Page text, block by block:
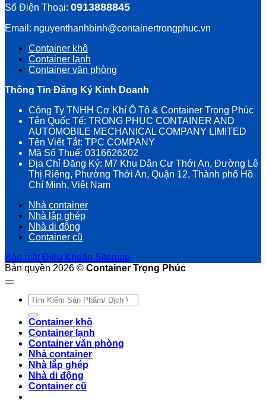
Số Điện Thoại: 0913888845
Email: nguyenthanhbinh@containertrongphuc.vn
Container khô
Container lạnh
Container văn phòng
Thông Tin Đăng Ký Kinh Doanh
Công Ty TNHH Cơ Khí Ô Tô & Container Trọng Phúc
Tên Quốc Tế: TRONG PHUC CONTAINER AND
AUTOMOBILE MECHANICAL COMPANY LIMITED
Tên Viết Tắt: TPC COMPANY
Mã Số Thuế: 0316626202
Địa Chỉ Đăng Ký: M7 Khu Dân Cư Thới An, Đường Lê
Thị Riêng, Phường Thới An, Quận 12, Thành phố Hồ
Chí Minh, Việt Nam
Nhà container
Nhà lắp ghép
Nhà di động
Container cũ
Bảo mật Điều Khoản Sitemap
Bản quyền 2026 © Container Trọng Phúc
Tìm
kiếm:
Container khô
Container lạnh
Container văn phòng
Nhà container
Nhà lắp ghép
Nhà di động
Container cũ